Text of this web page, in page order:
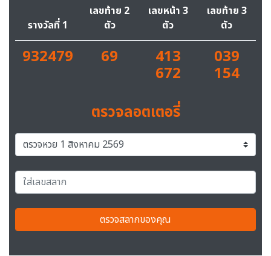
รางวัลที่ 1
เลขท้าย 2
ตัว
เลขหน้า 3
ตัว
เลขท้าย 3
ตัว
932479 69 413
672
039
154
ตรวจลอตเตอรี่
ตรวจสลากของคุณ